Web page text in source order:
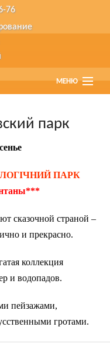
76
МЕНЮ
парк
ПАРК
сказочной страной –
и прекрасно.
коллекция
и водопадов.
пейзажами,
гротами.